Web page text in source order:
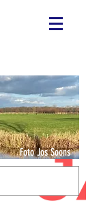
Foto Jos Soons